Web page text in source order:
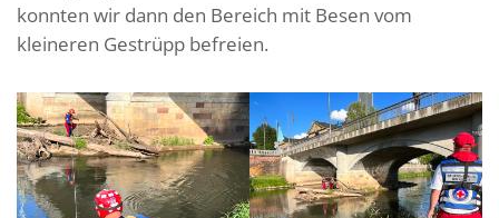
konnten wir dann den Bereich mit Besen vom
kleineren Gestrüpp befreien.